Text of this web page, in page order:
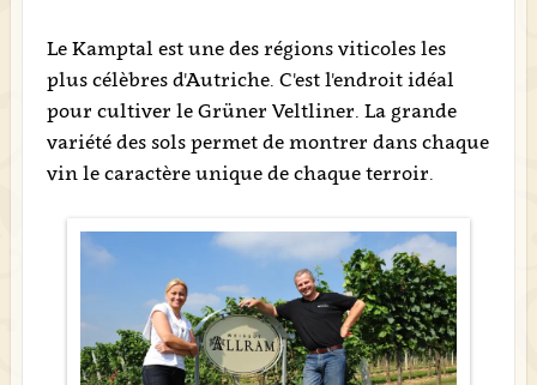
Le Kamptal est une des régions viticoles les
plus célèbres d'Autriche. C'est l'endroit idéal
pour cultiver le Grüner Veltliner. La grande
variété des sols permet de montrer dans chaque
vin le caractère unique de chaque terroir.